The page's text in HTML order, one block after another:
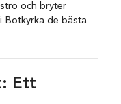
och bryter
Botkyrka de bästa
Ett